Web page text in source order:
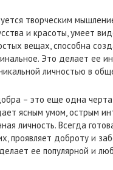
творческим
и красоты, умеет
вещах, способна
Это делает ее
личностью в
– это еще одна
ясным умом, острым
личность. Всегда
проявляет доброту и
ее популярной и